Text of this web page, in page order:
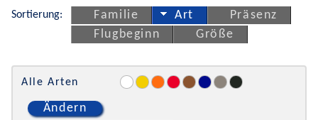
Sortierung: Familie Art
Präsenz
Flugbeginn
Größe
Alle Arten
Ändern